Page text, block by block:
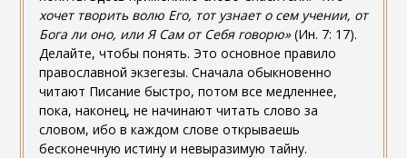
хочет творить волю Его, тот узнает о сем учении, от
Бога ли оно, или Я Сам от Себя говорю»(Ин. 7: 17).
Делайте, чтобы понять. Это основное правило
православной экзегезы. Сначала обыкновенно
читают Писание быстро, потом все медленнее,
пока, наконец, не начинают читать слово за
словом, ибо в каждом слове открываешь
бесконечную истину и невыразимую тайну.